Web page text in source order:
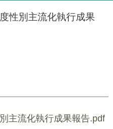
性別主流化執行成果
主流化執行成果報告.pdf